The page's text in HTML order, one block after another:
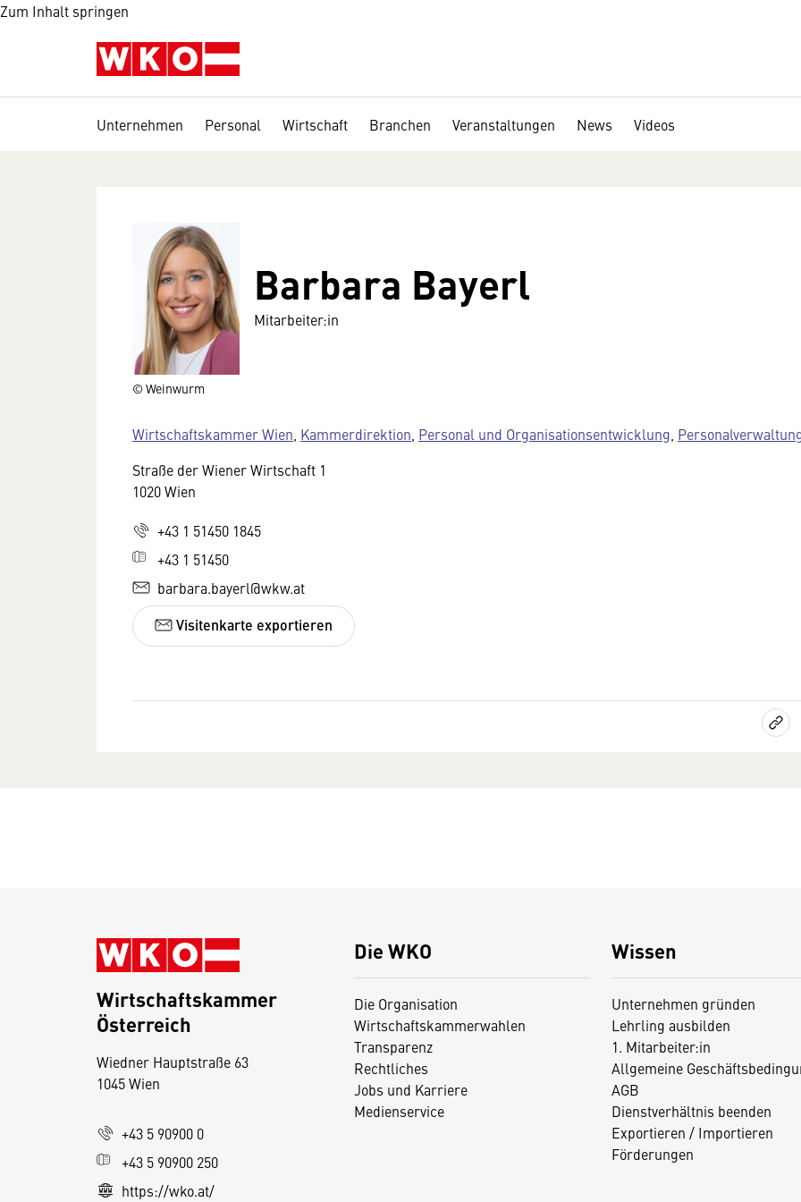
Zum Inhalt springen
Unternehmen Personal Wirtschaft Branchen Veranstaltungen News Videos
© Weinwurm
Barbara Bayerl
Mitarbeiter:in
Wirtschaftskammer Wien Kammerdirektion Personal und Organisationsentwicklung
Straße der Wiener Wirtschaft 1
1020 Wien
+43 1 51450 1845
+43 1 51450
barbara.bayerl@wkw.at
Visitenkarte exportieren
Die WKO
Die Organisation
Wirtschaftskammerwahlen
Transparenz
Rechtliches
Jobs und Karriere
Medienservice
Wissen
Unternehmen gründen
Lehrling ausbilden
1. Mitarbeiter:in
Allgemeine
AGB
Dienstverhältnis beenden
Exportieren / Importieren
Förderungen
Wirtschaftskammer
Österreich
Wiedner Hauptstraße 63
1045 Wien
+43 5 90900 0
+43 5 90900 250
https://wko.at/